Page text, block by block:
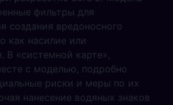
фильтры для
создания вредоносного
как насилие или
В «системной карте»,
с моделью, подробно
риски и меры по их
нанесение водяных знаков